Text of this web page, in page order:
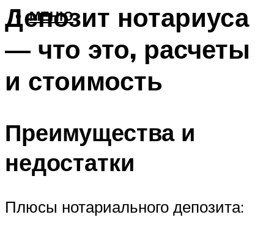
МЕНЮ
Депозит нотариуса
— что это, расчеты
и стоимость
Преимущества и
недостатки
Плюсы нотариального депозита: